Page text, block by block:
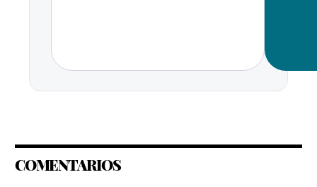
COMENTARIOS